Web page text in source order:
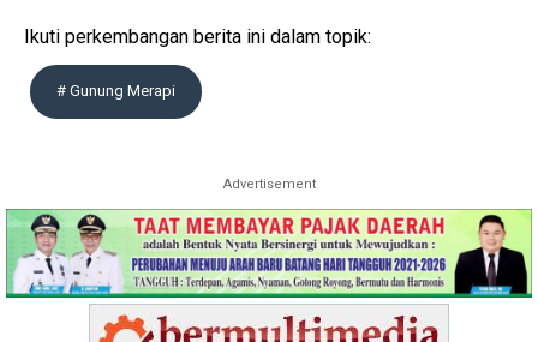
Ikuti perkembangan berita ini dalam topik:
# Gunung Merapi
Advertisement